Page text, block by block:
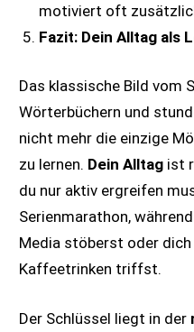
motiviert oft
Fazit: Dein Alltag als
Das klassische Bild vom
Wörterbüchern und
nicht mehr die einzige
zu lernen. Dein Alltag ist
du nur aktiv ergreifen
Serienmarathon,
Media stöberst oder
Kaffeetrinken triffst.
Der Schlüssel liegt in der